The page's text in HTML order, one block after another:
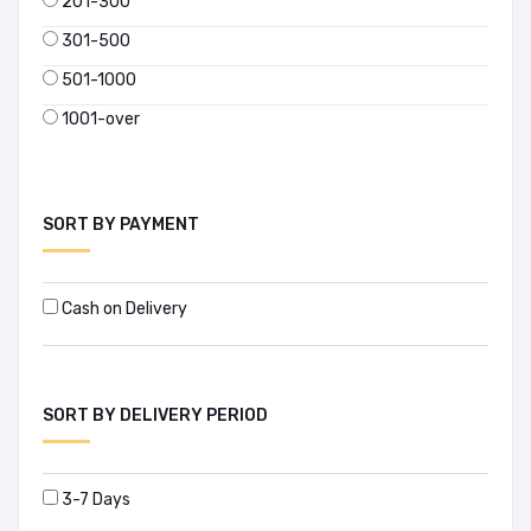
Abhar Rukh Husain (1)
Abhigyan Bhattacharjee (1)
Abhijit Mitra (1)
Abhilash Malhotra (1)
Abul Barakat (1)
301-500
501-1000
1001-over
SORT BY PAYMENT
Cash on Delivery
SORT BY DELIVERY PERIOD
3-7 Days